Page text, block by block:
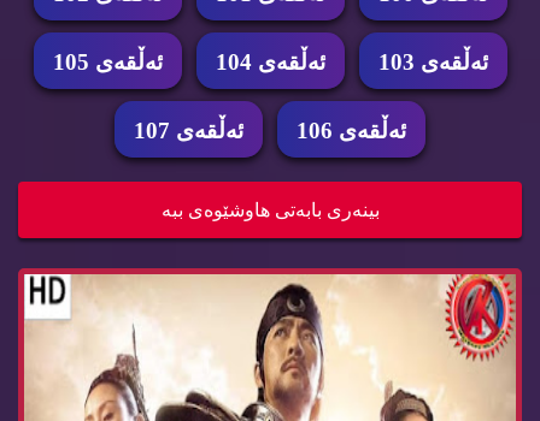
ئه‌ڵقه‌ی 103 ئه‌ڵقه‌ی 104 ئه‌ڵقه‌ی 105
ئه‌ڵقه‌ی 106 ئه‌ڵقه‌ی 107
بینه‌ری بابه‌تی هاوشێوه‌ی ببه‌
درامای ئه‌فسانه‌ی پاشا دای جۆیۆنگ ئه‌ڵقه‌ی 104 ...